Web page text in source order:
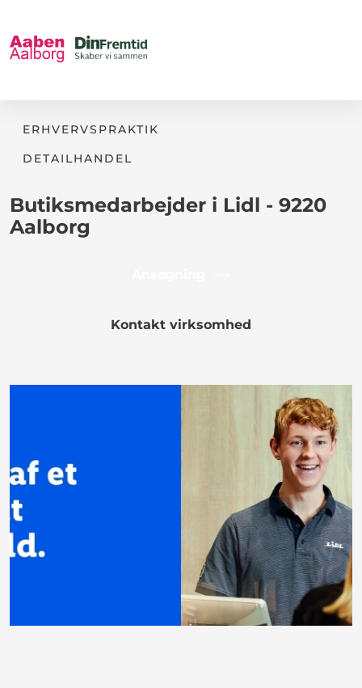
ERHVERVSPRAKTIK
DETAILHANDEL
Butiksmedarbejder i Lidl - 9220
Aalborg
Kontakt virksomhed